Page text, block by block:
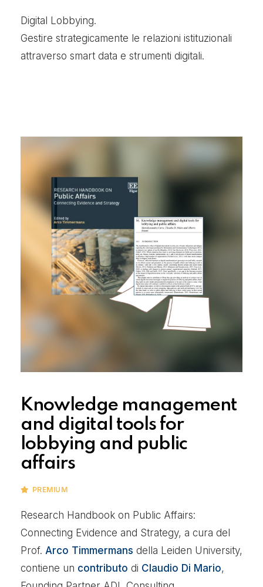
Digital Lobbying.
Gestire strategicamente le relazioni istituzionali
attraverso smart data e strumenti digitali.
Knowledge management
and digital tools for
lobbying and public
affairs
PREMIUM
Research Handbook on Public Affairs:
Connecting Evidence and Strategy, a cura del
Prof. Arco Timmermans della Leiden University,
contiene un contributo di Claudio Di Mario,